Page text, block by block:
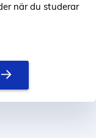
när du studerar